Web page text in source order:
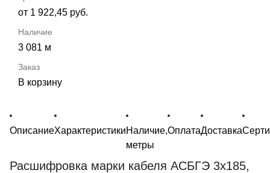
от 1 922,45 руб.
3 081 м
В корзину
ОписаниеХарактеристикиНаличие,
метры
ОплатаДоставка
Расшифровка марки кабеля АСБГЭ 3х185,